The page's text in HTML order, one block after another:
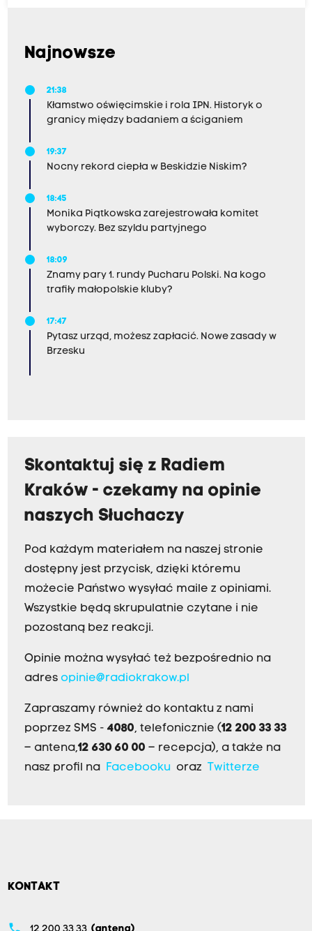
Najnowsze
21:38
Kłamstwo oświęcimskie i rola IPN. Historyk o
granicy między badaniem a ściganiem
19:37
Nocny rekord ciepła w Beskidzie Niskim?
18:45
Monika Piątkowska zarejestrowała komitet
wyborczy. Bez szyldu partyjnego
18:09
Znamy pary 1. rundy Pucharu Polski. Na kogo
trafiły małopolskie kluby?
17:47
Pytasz urząd, możesz zapłacić. Nowe zasady w
Brzesku
Skontaktuj się z Radiem
Kraków - czekamy na opinie
naszych Słuchaczy
Pod każdym materiałem na naszej stronie
dostępny jest przycisk, dzięki któremu
możecie Państwo wysyłać maile z opiniami.
Wszystkie będą skrupulatnie czytane i nie
pozostaną bez reakcji.
Opinie można wysyłać też bezpośrednio na
adres opinie@radiokrakow.pl
Zapraszamy również do kontaktu z nami
poprzez SMS - 4080, telefonicznie (12 200 33 33
– antena,12 630 60 00 – recepcja), a także na
nasz profil na
Facebookuoraz Twitterze
KONTAKT